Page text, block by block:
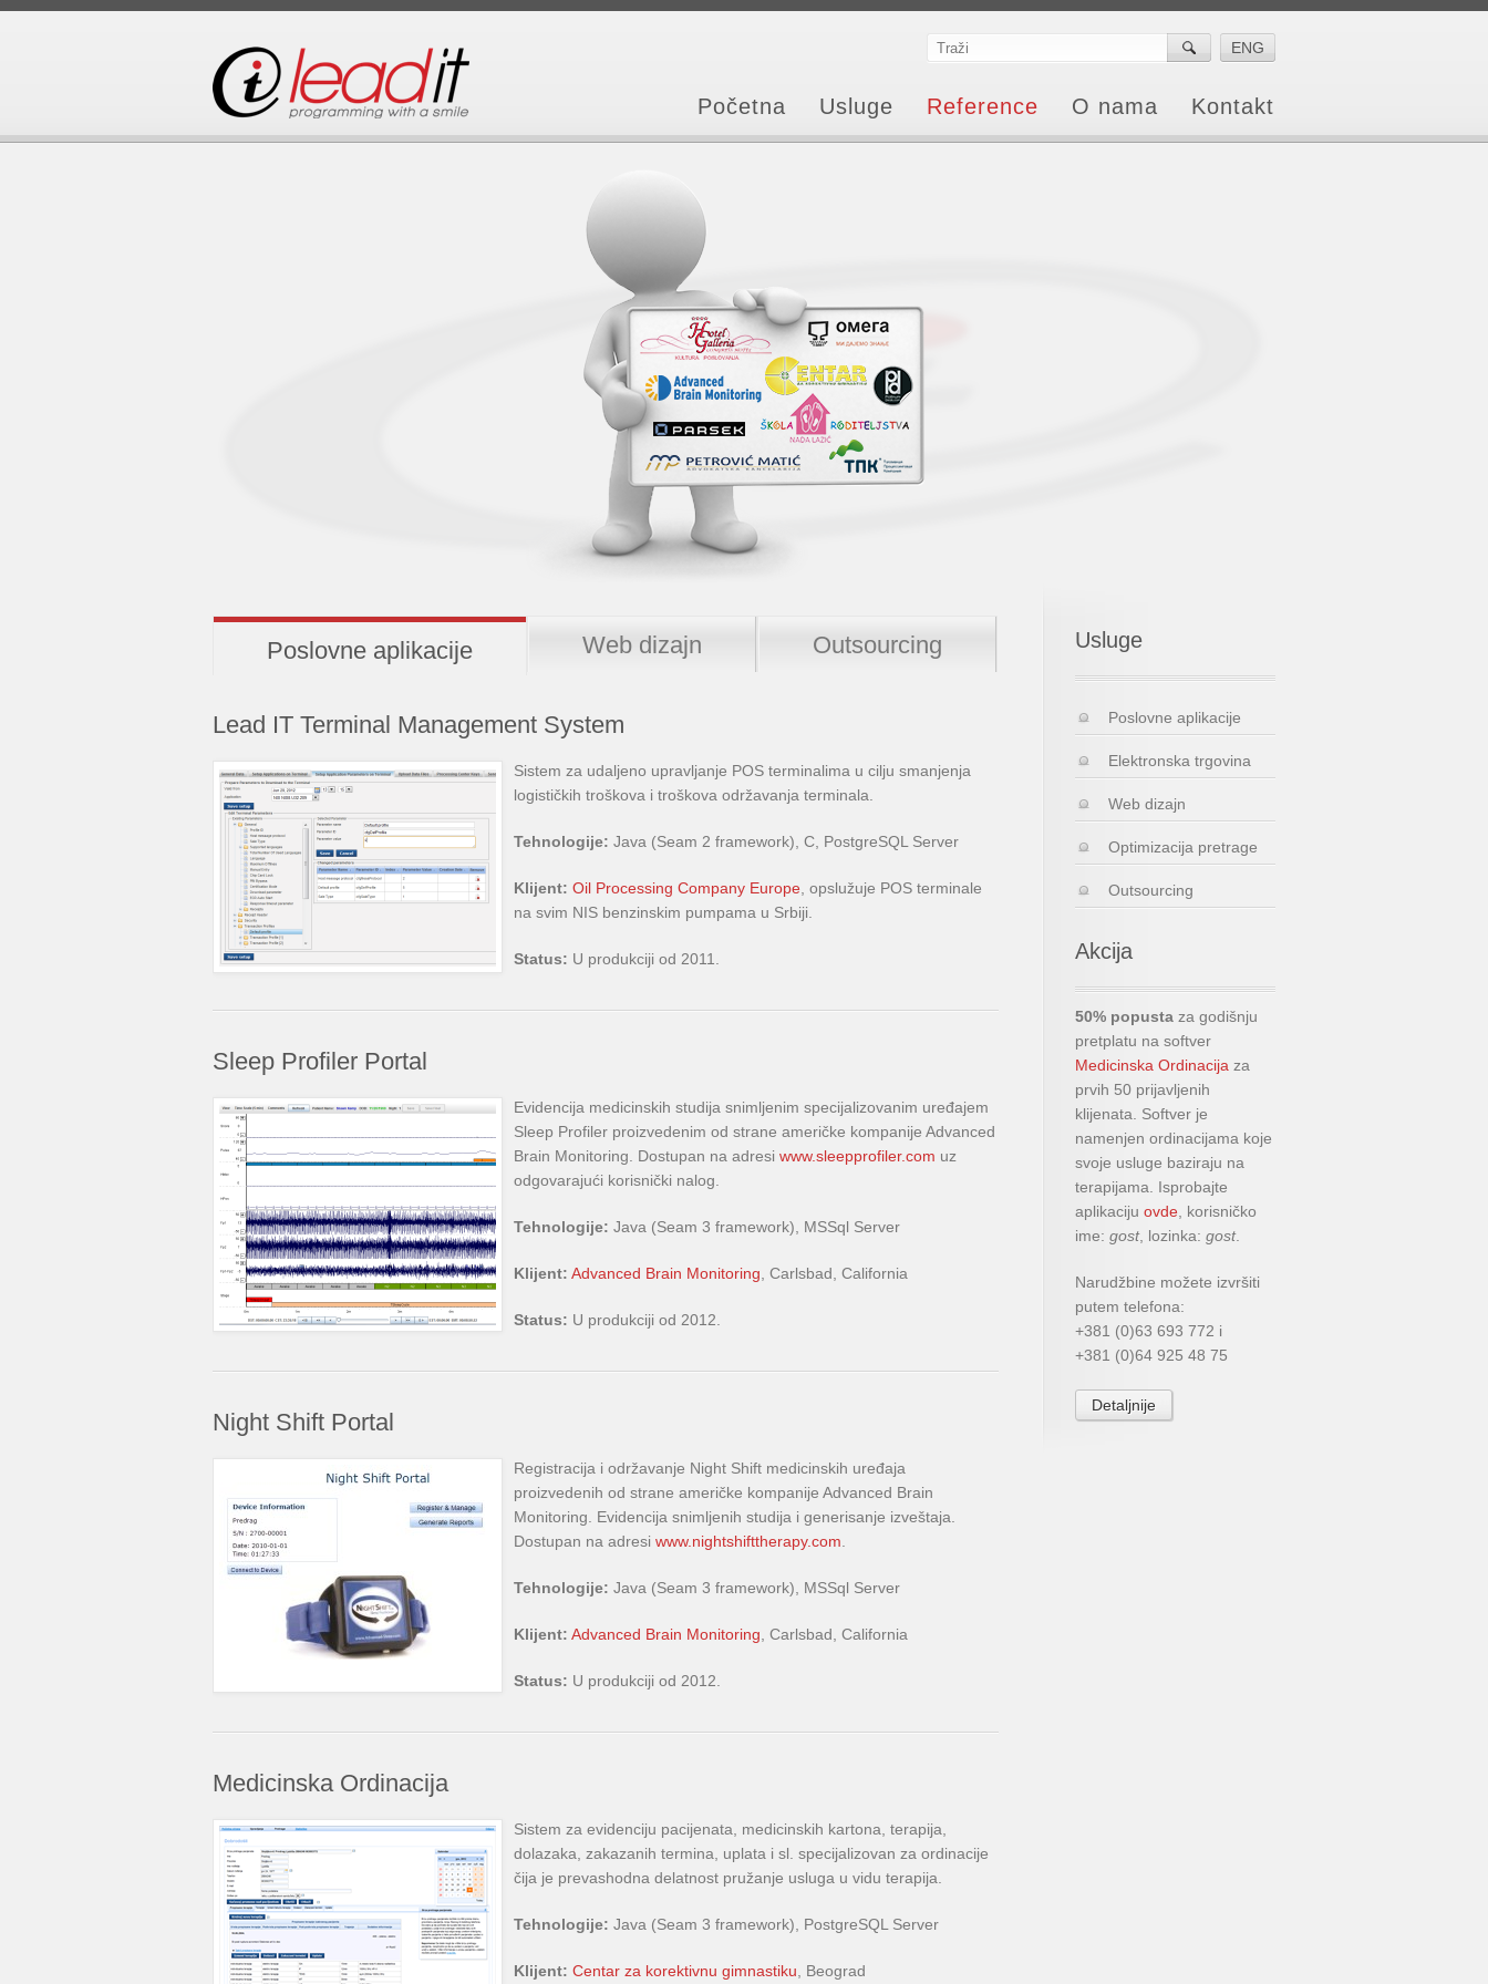
ENG
Početna Usluge Reference O nama Kontakt
Poslovne aplikacije Web dizajn Outsourcing
Lead IT Terminal Management System
Sistem za udaljeno upravljanje POS terminalima u cilju smanjenja
logističkih troškova i troškova održavanja terminala.
Tehnologije: Java (Seam 2 framework), C, PostgreSQL Server
Klijent: Oil Processing Company Europe , opslužuje POS terminale
na svim NIS benzinskim pumpama u Srbiji.
Status: U produkciji od 2011.
Sleep Profiler Portal
Evidencija medicinskih studija snimljenim specijalizovanim uređajem
Sleep Profiler proizvedenim od strane američke kompanije Advanced
Brain Monitoring. Dostupan na adresi www.sleepprofiler.com uz
odgovarajući korisnički nalog.
Tehnologije: Java (Seam 3 framework), MSSql Server
Klijent: Advanced Brain Monitoring , Carlsbad, California
Status: U produkciji od 2012.
Night Shift Portal
Registracija i održavanje Night Shift medicinskih uređaja
proizvedenih od strane američke kompanije Advanced Brain
Monitoring. Evidencija snimljenih studija i generisanje izveštaja.
Dostupan na adresi www.nightshifttherapy.com
Tehnologije: Java (Seam 3 framework), MSSql Server
Klijent: Advanced Brain Monitoring , Carlsbad, California
Status: U produkciji od 2012.
Medicinska Ordinacija
Sistem za evidenciju pacijenata, medicinskih kartona, terapija,
dolazaka, zakazanih termina, uplata i sl. specijalizovan za ordinacije
čija je prevashodna delatnost pružanje usluga u vidu terapija.
Tehnologije: Java (Seam 3 framework), PostgreSQL Server
Klijent: Centar za korektivnu gimnastiku , Beograd
Usluge
Poslovne aplikacije
Elektronska trgovina
Web dizajn
Optimizacija pretrage
Outsourcing
Akcija
50% popustaza godišnju
pretplatu na softver
Medicinska Ordinacija za
prvih 50 prijavljenih
klijenata. Softver je
namenjen ordinacijama koje
svoje usluge baziraju na
terapijama. Isprobajte
aplikaciju ovde, korisničko
ime: gost, lozinka: gost.
Narudžbine možete izvršiti
putem telefona:
+381 (0)63 693 772 i
+381 (0)64 925 48 75
Detaljnije